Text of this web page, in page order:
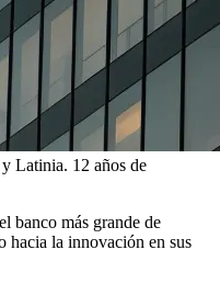
Latinia. 12 años de
banco más grande de
hacia la innovación en sus